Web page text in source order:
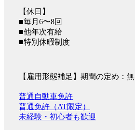
【休日】
■毎月6〜8回
■他年次有給
■特別休暇制度
【雇用形態補足】期間の定め：無
普通自動車免許
普通免許（AT限定）
未経験・初心者も歓迎